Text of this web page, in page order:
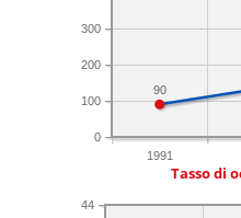
1991
0
100
200
300
90
Tasso di
44